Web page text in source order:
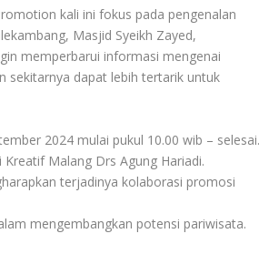
kali ini fokus pada pengenalan
Masjid Syeikh Zayed,
memperbarui informasi mengenai
sekitarnya dapat lebih tertarik untuk
2024 mulai pukul 10.00 wib –
Malang Drs Agung Hariadi.
terjadinya kolaborasi promosi
mengembangkan potensi pariwisata.